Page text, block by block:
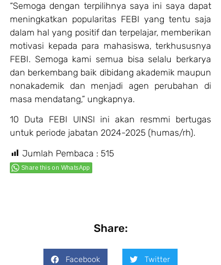
“Semoga dengan terpilihnya saya ini saya dapat
meningkatkan popularitas FEBI yang tentu saja
dalam hal yang positif dan terpelajar, memberikan
motivasi kepada para mahasiswa, terkhususnya
FEBI. Semoga kami semua bisa selalu berkarya
dan berkembang baik dibidang akademik maupun
nonakademik dan menjadi agen perubahan di
masa mendatang,” ungkapnya.
10 Duta FEBI UINSI ini akan resmmi bertugas
untuk periode jabatan 2024-2025 (humas/rh).
Jumlah Pembaca : 515
Share this on WhatsApp
Share:
Facebook Twitter